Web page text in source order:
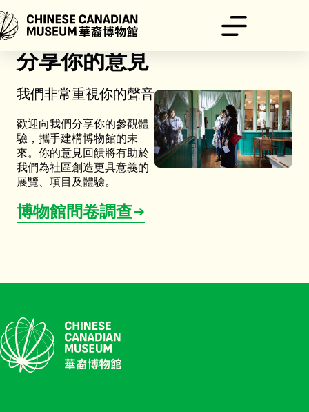
至
主
分享你的意見
我們非常重視你的聲音
歡迎向我們分享你的參觀體
驗，攜手建構博物館的未
來。你的意見回饋將有助於
我們為社區創造更具意義的
展覽、項目及體驗。
博物館問卷調查